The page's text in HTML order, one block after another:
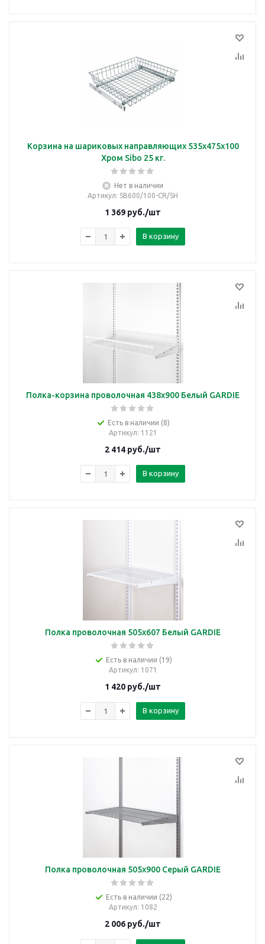
Корзина на шариковых направляющих 535х475х100
Хром Sibo 25 кг.
Нет в наличии
Артикул: SB600/100-CR/SH
1 369 руб./шт
В корзину
Полка-корзина проволочная 438х900 Белый GARDIE
Есть в наличии (8)
Артикул: 1121
2 414 руб./шт
В корзину
Полка проволочная 505х607 Белый GARDIE
Есть в наличии (19)
Артикул: 1071
1 420 руб./шт
В корзину
Полка проволочная 505х900 Серый GARDIE
Есть в наличии (22)
Артикул: 1082
2 006 руб./шт